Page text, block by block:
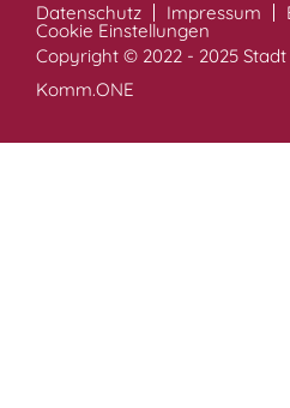
Datenschutz Impressum
Cookie Einstellungen
Copyright © 2022 - 2025
Komm.ONE